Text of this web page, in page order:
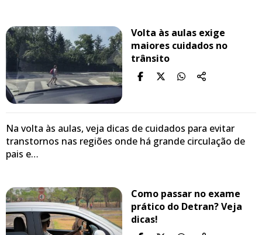
Volta às aulas exige
maiores cuidados no
trânsito
Na volta às aulas, veja dicas de cuidados para evitar
transtornos nas regiões onde há grande circulação de
pais e…
Como passar no exame
prático do Detran? Veja
dicas!